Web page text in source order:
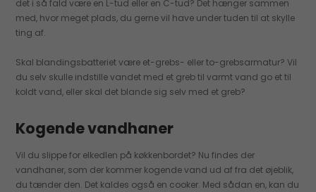
det i så fald være en L-tud eller en C-tud? Det hænger sammen
med, hvor meget plads, du gerne vil have under tuden til at skylle
ting af.
Skal blandingsbatteriet være et-grebs- eller to-grebsarmatur? Vil
du selv skulle indstille vandet med et greb til varmt vand go et til
koldt vand, eller skal det blande sig selv med et greb?
Kogende vandhaner
Vil du slippe for elkedlen på køkkenbordet? Nu findes der
vandhaner, som der kommer kogende vand ud af fra det øjeblik,
du tænder den. Det kaldes også en cooker. Med sådan en, kan du